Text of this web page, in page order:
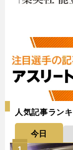
人気記事ラン
今日